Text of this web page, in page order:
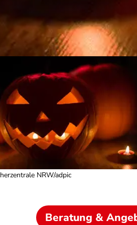
NRW/adpic
Beratung &